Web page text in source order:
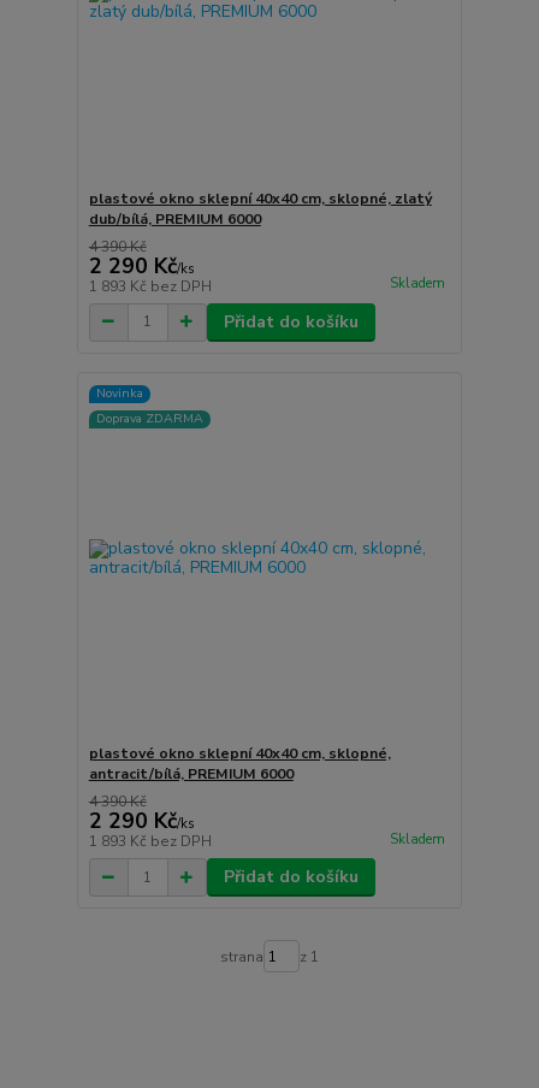
plastové okno sklepní 40x40 cm, sklopné, zlatý
dub/bílá, PREMIUM 6000
4 390 Kč
2 290 Kč/ks
1 893 Kč bez DPH Skladem
Přidat do košíku
Novinka
Doprava ZDARMA
plastové okno sklepní 40x40 cm, sklopné,
antracit/bílá, PREMIUM 6000
4 390 Kč
2 290 Kč/ks
1 893 Kč bez DPH Skladem
Přidat do košíku
strana z 1